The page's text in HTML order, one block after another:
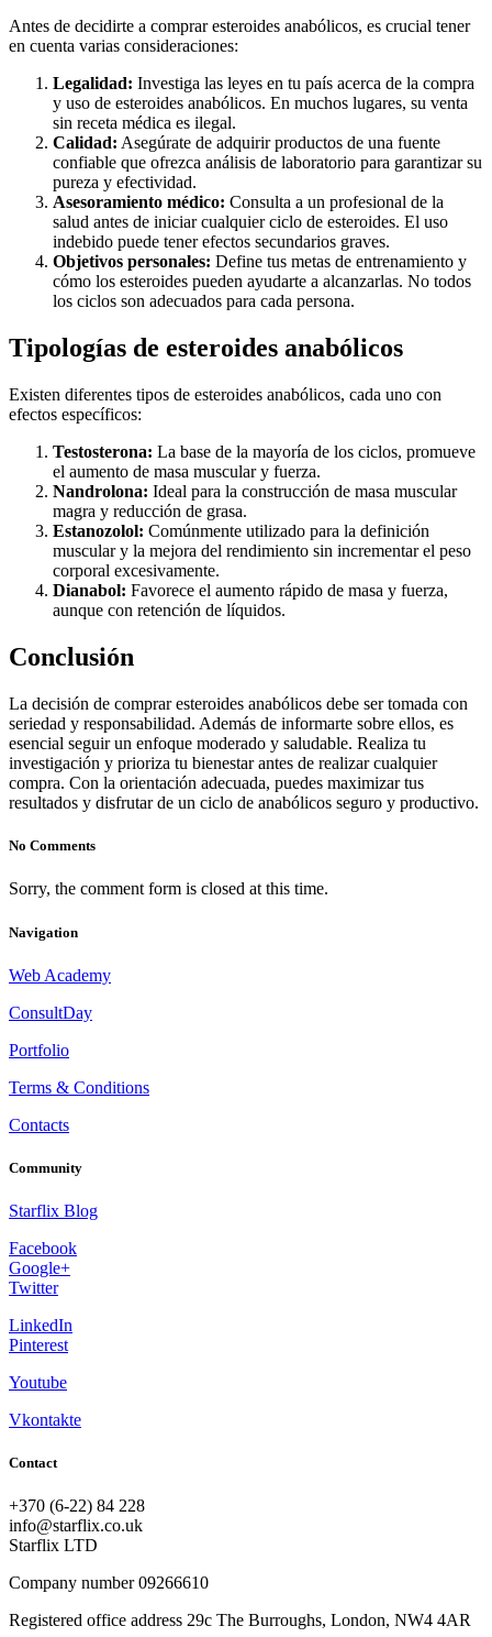
Antes de decidirte a comprar esteroides anabólicos, es crucial tener
en cuenta varias consideraciones:
Legalidad: Investiga las leyes en tu país acerca de la compra
y uso de esteroides anabólicos. En muchos lugares, su venta
sin receta médica es ilegal.
Calidad: Asegúrate de adquirir productos de una fuente
confiable que ofrezca análisis de laboratorio para garantizar su
pureza y efectividad.
Asesoramiento médico: Consulta a un profesional de la
salud antes de iniciar cualquier ciclo de esteroides. El uso
indebido puede tener efectos secundarios graves.
Objetivos personales: Define tus metas de entrenamiento y
cómo los esteroides pueden ayudarte a alcanzarlas. No todos
los ciclos son adecuados para cada persona.
Tipologías de esteroides anabólicos
Existen diferentes tipos de esteroides anabólicos, cada uno con
efectos específicos:
Testosterona: La base de la mayoría de los ciclos, promueve
el aumento de masa muscular y fuerza.
Nandrolona: Ideal para la construcción de masa muscular
magra y reducción de grasa.
Estanozolol: Comúnmente utilizado para la definición
muscular y la mejora del rendimiento sin incrementar el peso
corporal excesivamente.
Dianabol: Favorece el aumento rápido de masa y fuerza,
aunque con retención de líquidos.
Conclusión
La decisión de comprar esteroides anabólicos debe ser tomada con
seriedad y responsabilidad. Además de informarte sobre ellos, es
esencial seguir un enfoque moderado y saludable. Realiza tu
investigación y prioriza tu bienestar antes de realizar cualquier
compra. Con la orientación adecuada, puedes maximizar tus
resultados y disfrutar de un ciclo de anabólicos seguro y productivo.
No Comments
Sorry, the comment form is closed at this time.
Navigation
Web Academy
ConsultDay
Portfolio
Terms & Conditions
Contacts
Community
Starflix Blog
Facebook
Google+
Twitter
LinkedIn
Pinterest
Youtube
Vkontakte
Contact
+370 (6-22) 84 228
info@starflix.co.uk
Starflix LTD
Company number 09266610
Registered office address 29c The Burroughs, London, NW4 4AR